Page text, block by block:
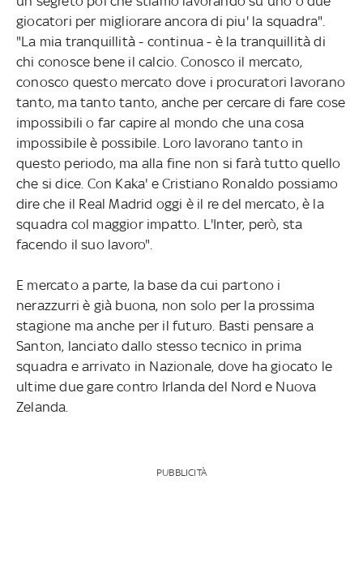
giocatori per migliorare ancora di piu' la squadra".
"La mia tranquillità - continua - è la tranquillità di
chi conosce bene il calcio. Conosco il mercato,
conosco questo mercato dove i procuratori lavorano
tanto, ma tanto tanto, anche per cercare di fare cose
impossibili o far capire al mondo che una cosa
impossibile è possibile. Loro lavorano tanto in
questo periodo, ma alla fine non si farà tutto quello
che si dice. Con Kaka' e Cristiano Ronaldo possiamo
dire che il Real Madrid oggi è il re del mercato, è la
squadra col maggior impatto. L'Inter, però, sta
facendo il suo lavoro".
E mercato a parte, la base da cui partono i
nerazzurri è già buona, non solo per la prossima
stagione ma anche per il futuro. Basti pensare a
Santon, lanciato dallo stesso tecnico in prima
squadra e arrivato in Nazionale, dove ha giocato le
ultime due gare contro Irlanda del Nord e Nuova
Zelanda.
PUBBLICITÀ